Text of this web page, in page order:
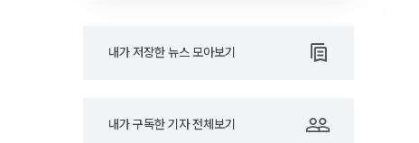
내가 저장한 뉴스 모아보기
내가 구독한 기자 전체보기